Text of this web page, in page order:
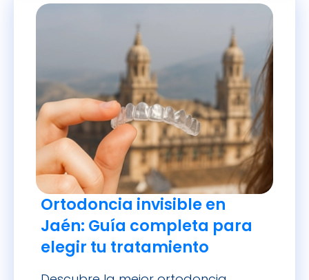
Ortodoncia invisible en
Jaén: Guía completa para
elegir tu tratamiento